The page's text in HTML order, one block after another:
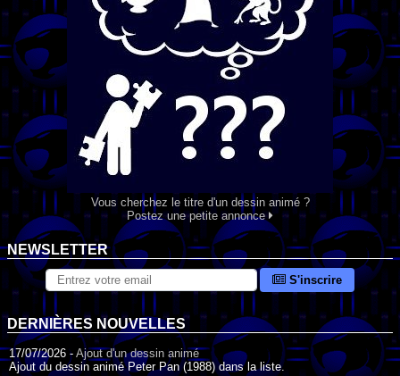
Vous cherchez le titre d'un dessin animé ?
Postez une petite annonce
NEWSLETTER
S'inscrire
DERNIÈRES NOUVELLES
17/07/2026 - Ajout d'un dessin animé
Ajout du dessin animé Peter Pan (1988) dans la liste.